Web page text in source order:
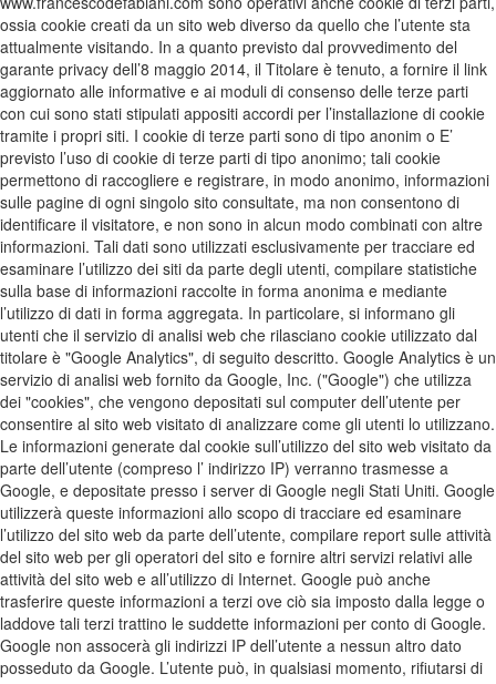
ossia cookie creati da un sito web diverso da quello che l’utente sta
attualmente visitando. In a quanto previsto dal provvedimento del
garante privacy dell’8 maggio 2014, il Titolare è tenuto, a fornire il link
aggiornato alle informative e ai moduli di consenso delle terze parti
con cui sono stati stipulati appositi accordi per l’installazione di cookie
tramite i propri siti. I cookie di terze parti sono di tipo anonim o E’
previsto l’uso di cookie di terze parti di tipo anonimo; tali cookie
permettono di raccogliere e registrare, in modo anonimo, informazioni
sulle pagine di ogni singolo sito consultate, ma non consentono di
identificare il visitatore, e non sono in alcun modo combinati con altre
informazioni. Tali dati sono utilizzati esclusivamente per tracciare ed
esaminare l’utilizzo dei siti da parte degli utenti, compilare statistiche
sulla base di informazioni raccolte in forma anonima e mediante
l’utilizzo di dati in forma aggregata. In particolare, si informano gli
utenti che il servizio di analisi web che rilasciano cookie utilizzato dal
titolare è "Google Analytics", di seguito descritto. Google Analytics è un
servizio di analisi web fornito da Google, Inc. ("Google") che utilizza
dei "cookies", che vengono depositati sul computer dell’utente per
consentire al sito web visitato di analizzare come gli utenti lo utilizzano.
Le informazioni generate dal cookie sull’utilizzo del sito web visitato da
parte dell’utente (compreso l’ indirizzo IP) verranno trasmesse a
Google, e depositate presso i server di Google negli Stati Uniti. Google
utilizzerà queste informazioni allo scopo di tracciare ed esaminare
l’utilizzo del sito web da parte dell’utente, compilare report sulle attività
del sito web per gli operatori del sito e fornire altri servizi relativi alle
attività del sito web e all’utilizzo di Internet. Google può anche
trasferire queste informazioni a terzi ove ciò sia imposto dalla legge o
laddove tali terzi trattino le suddette informazioni per conto di Google.
Google non assocerà gli indirizzi IP dell’utente a nessun altro dato
posseduto da Google. L’utente può, in qualsiasi momento, rifiutarsi di